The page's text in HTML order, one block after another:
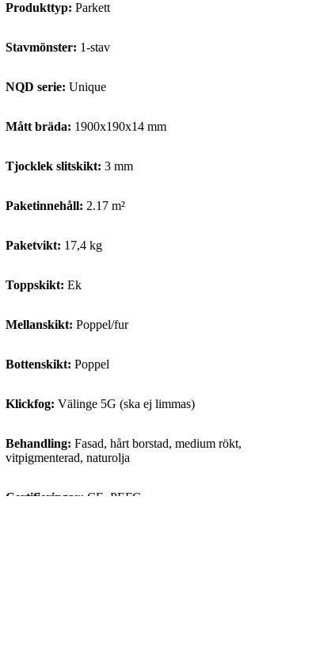
Produkttyp: Parkett
Stavmönster: 1-stav
NQD serie: Unique
Mått bräda: 1900x190x14 mm
Tjocklek slitskikt: 3 mm
Paketinnehåll: 2.17 m²
Paketvikt: 17,4 kg
Toppskikt: Ek
Mellanskikt: Poppel/fur
Bottenskikt: Poppel
Klickfog: Välinge 5G (ska ej limmas)
Behandling: Fasad, hårt borstad, medium rökt,
vitpigmenterad, naturolja
Certifieringar: CE, PEFC